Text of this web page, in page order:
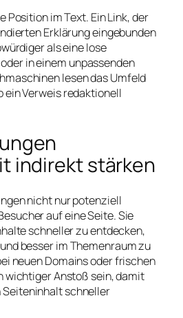
Position im Text. Ein Link, der
Erklärung eingebunden
als eine lose
in einem unpassenden
lesen das Umfeld
ein Verweis redaktionell
indirekt stärken
nicht nur potenziell
auf eine Seite. Sie
schneller zu entdecken,
besser im Themenraum zu
neuen Domains oder frischen
wichtiger Anstoß sein, damit
schneller